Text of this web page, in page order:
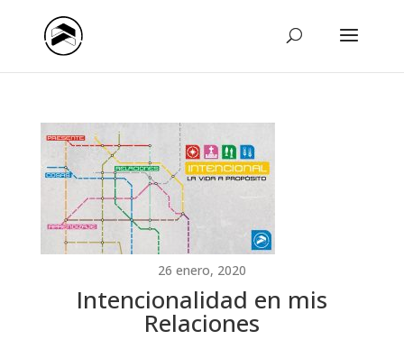
26 enero, 2020
Intencionalidad en mis
Relaciones